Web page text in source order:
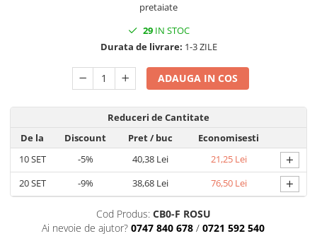
CUTII MICI CU PANGLICA SI SERTAR
PENTRU MACARONS
FEREASTRA DANTELATA
CUTII PRALINE CU SEPARATOR
CUTII PENTRU MARTURII
CUTII CU FEREASTRA PENTRU
MARTURII
pretaiate
29IN STOC
Durata de livrare: 1-3 ZILE
ADAUGA IN COS
Reduceri de Cantitate
De la
Discount Pret/ buc
Economisesti
10SET -5% 40,38 Lei 21,25 Lei +
20SET -9% 38,68 Lei 76,50 Lei +
Cod Produs: CB0-F ROSU
Ai nevoie de ajutor? 0747 840 678 / 0721 592 540